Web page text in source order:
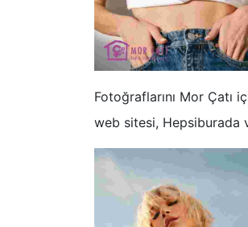
Fotoğraflarını Mor Çatı
web sitesi, Hepsiburada